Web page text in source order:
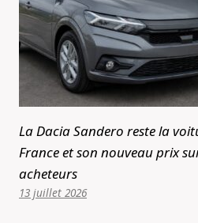
La Dacia Sandero reste la
France et son nouveau prix
acheteurs
13 juillet 2026